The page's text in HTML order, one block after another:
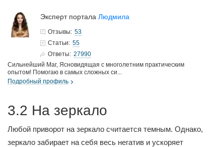
Эксперт портала Людмила
Отзывы: 53
Статьи: 55
Ответы: 27990
Сильнейший Маг, Ясновидящая с многолетним практическим
опытом! Помогаю в самых сложных си...
Подробный профиль
3.2 На зеркало
Любой приворот на зеркало считается темным. Однако,
зеркало забирает на себя весь негатив и ускоряет